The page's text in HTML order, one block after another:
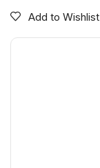
Add to Wishlist